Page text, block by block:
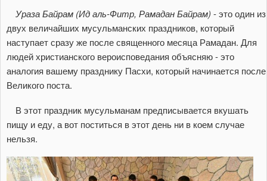
Ураза Байрам (Ид аль-Фитр, Рамадан Байрам) - это один из
двух величайших мусульманских праздников, который
наступает сразу же после священного месяца Рамадан. Для
людей христианского вероисповедания объясняю - это
аналогия вашему празднику Пасхи, который начинается после
Великого поста.
В этот праздник мусульманам предписывается вкушать
пищу и еду, а вот поститься в этот день ни в коем случае
нельзя.